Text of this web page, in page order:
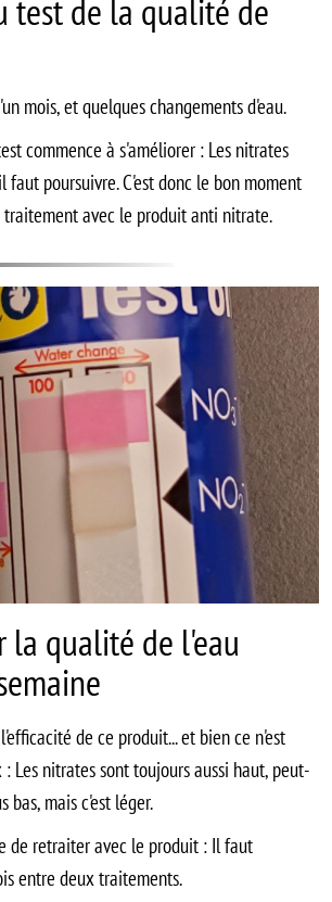
test de la qualité de
mois, et quelques changements d'eau.
commence à s'améliorer : Les nitrates
faut poursuivre. C'est donc le bon moment
avec le produit anti nitrate.
la qualité de l'eau
de ce produit... et bien ce n'est
Les nitrates sont toujours aussi haut, peut-
bas, mais c'est léger.
de retraiter avec le produit : Il faut
entre deux traitements.